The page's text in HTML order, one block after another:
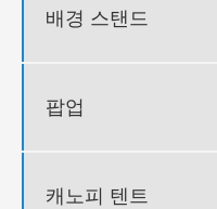
배경 스탠드
팝업
캐노피 텐트